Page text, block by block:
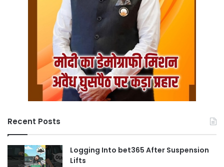
Recent Posts
Logging Into bet365 After Suspension
Lifts